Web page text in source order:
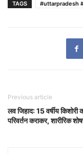
TAGS #uttarpradesh
Previous article
लव जिहाद: 15 वर्षीय किशोरी
परिवर्तन कराकर, शारीरिक